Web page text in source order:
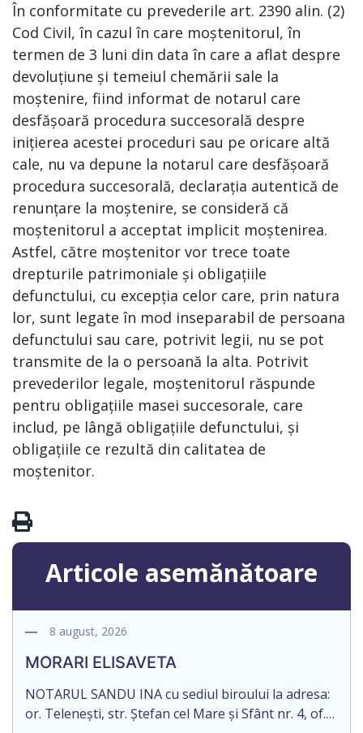
În conformitate cu prevederile art. 2390 alin. (2)
Cod Civil, în cazul în care moștenitorul, în
termen de 3 luni din data în care a aflat despre
devoluțiune și temeiul chemării sale la
moștenire, fiind informat de notarul care
desfășoară procedura succesorală despre
inițierea acestei proceduri sau pe oricare altă
cale, nu va depune la notarul care desfășoară
procedura succesorală, declarația autentică de
renunțare la moștenire, se consideră că
moștenitorul a acceptat implicit moștenirea.
Astfel, către moștenitor vor trece toate
drepturile patrimoniale și obligațiile
defunctului, cu excepția celor care, prin natura
lor, sunt legate în mod inseparabil de persoana
defunctului sau care, potrivit legii, nu se pot
transmite de la o persoană la alta. Potrivit
prevederilor legale, moștenitorul răspunde
pentru obligațiile masei succesorale, care
includ, pe lângă obligațiile defunctului, și
obligațiile ce rezultă din calitatea de
moștenitor.
Articole asemănătoare
8 august, 2026
MORARI ELISAVETA
NOTARUL SANDU INA cu sediul biroului la adresa:
or. Telenești, str. Ștefan cel Mare și Sfânt nr. 4, of.